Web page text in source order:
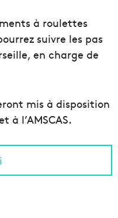
à roulettes
suivre les pas
en charge de
mis à disposition
à l’AMSCAS.